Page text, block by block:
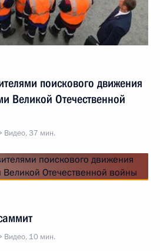
поискового движения
Великой Отечественной
Видео, 37 мин.
Видео, 10 мин.